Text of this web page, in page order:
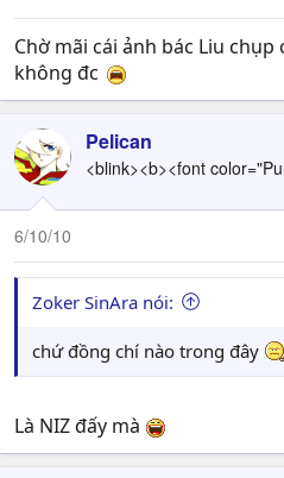
Chờ mãi cái ảnh bác Liu
không đc
Pelican
<blink><b><font
6/10/10
Zoker SinAra nói:
chứ đồng chí nào trong đây
Là NIZ đấy mà